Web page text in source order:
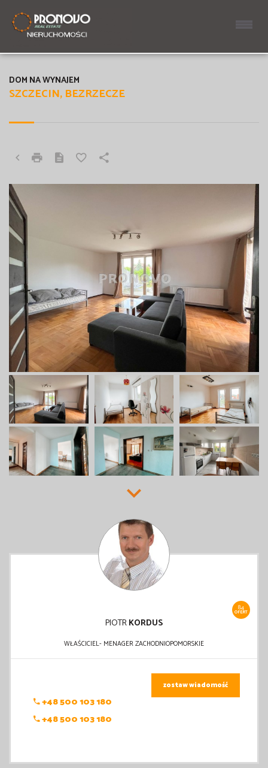
SZCZECIN, BEZRZECZE
DOM NA WYNAJEM
84
OFERT
PIOTRKORDUS
WŁAŚCICIEL- MENAGER ZACHODNIOPOMORSKIE
+48 500 103 180
+48 500 103 180
zostaw wiadomość